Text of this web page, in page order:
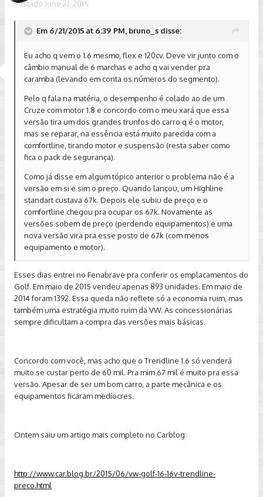
Postado June 21, 2015
Em 6/21/2015 at 6:39 PM, bruno_s disse:
Eu acho q vem o 1.6 mesmo, flex e 120cv. Deve vir junto com o
câmbio manual de 6 marchas e acho q vai vender pra
caramba (levando em conta os números do segmento).
Pelo q fala na matéria, o desempenho é colado ao de um
Cruze com motor 1.8 e concordo com o meu xará que essa
versão tira um dos grandes trunfos do carro q é o motor,
mas se reparar, na essência está muito parecida com a
comfortline, tirando motor e suspensão (resta saber como
fica o pack de segurança).
Como já disse em algum tópico anterior o problema não é a
versão em si e sim o preço. Quando lançou, um Highline
standart custava 67k. Depois ele subiu de preço e o
comfortline chegou pra ocupar os 67k. Novamente as
versões sobem de preço (perdendo equipamentos) e uma
nova versão vira pra esse posto de 67k (com menos
equipamento e motor).
Esses dias entrei no Fenabrave pra conferir os emplacamentos do
Golf. Em maio de 2015 vendeu apenas 893 unidades. Em maio de
2014 foram 1392. Essa queda não reflete só a economia ruim, mas
também uma estratégia muito ruim da VW. As concessionárias
sempre dificultam a compra das versões mais básicas.
Concordo com você, mas acho que o Trendline 1.6 só venderá
muito se custar perto de 60 mil. Pra mim 67 mil é muito pra essa
versão. Apesar de ser um bom carro, a parte mecânica e os
equipamentos ficaram medíocres.
Ontem saiu um artigo mais completo no Carblog:
http://www.car.blog.br/2015/06/vw-golf-16-16v-trendline-
preco.html